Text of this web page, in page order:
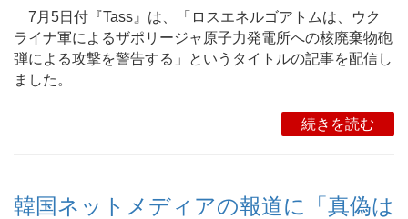
7月5日付『Tass』は、「ロスエネルゴアトムは、ウク
ライナ軍によるザポリージャ原子力発電所への核廃棄物砲
弾による攻撃を警告する」というタイトルの記事を配信し
ました。
続きを読む
韓国ネットメディアの報道に「真偽は